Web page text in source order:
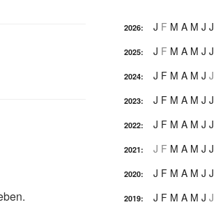
2026: J F M A M J J
2025: J F M A M J J
2024: J F M A M J J
2023: J F M A M J J
2022: J F M A M J J
2021: J F M A M J J
2020: J F M A M J J
2019: J F M A M J J